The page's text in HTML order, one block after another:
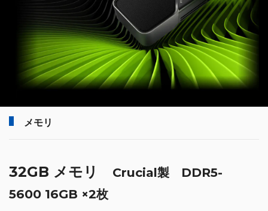
メモリ
32GB メモリ
Crucial製 DDR5-
5600 16GB ×2枚